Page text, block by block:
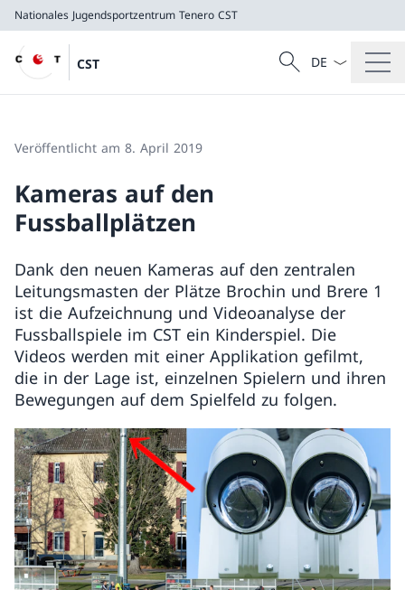
Nationales Jugendsportzentrum Tenero CST
CST
CST
Suche
Suche
Sprach
Veröffentlicht am 8. April 2019
Kameras auf den
Fussballplätzen
Dank den neuen Kameras auf den zentralen
Leitungsmasten der Plätze Brochin und Brere 1
ist die Aufzeichnung und Videoanalyse der
Fussballspiele im CST ein Kinderspiel. Die
Videos werden mit einer Applikation gefilmt,
die in der Lage ist, einzelnen Spielern und ihren
Bewegungen auf dem Spielfeld zu folgen.